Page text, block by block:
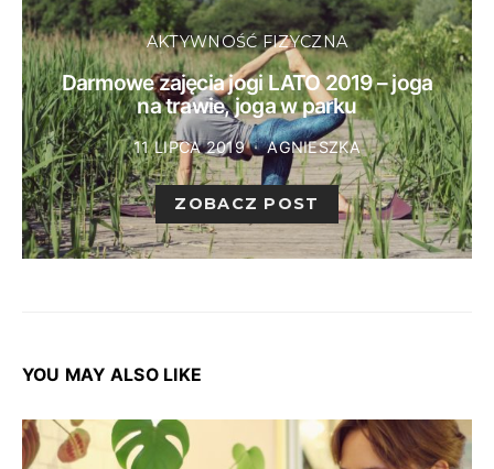
AKTYWNOŚĆ FIZYCZNA
Darmowe zajęcia jogi LATO 2019 – joga
na trawie, joga w parku
11 LIPCA 2019 AGNIESZKA
ZOBACZ POST
YOU MAY ALSO LIKE